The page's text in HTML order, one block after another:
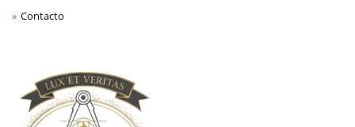
Contacto